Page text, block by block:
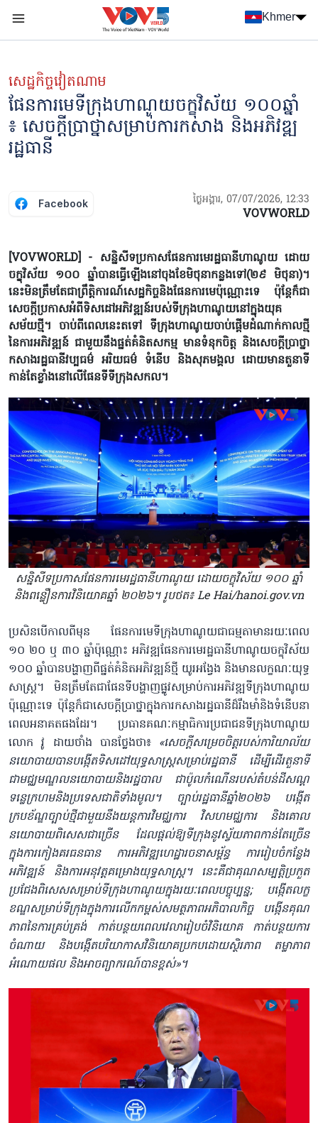
Nhảy đến nội dung
Khmer
សេដ្ឋកិច្ចវៀតណាម
ផែនការមេទីក្រុងហាណូយចក្ខុវិស័យ ១០០​ឆ្នាំ
៖ សេចក្តីប្រាថ្នាសម្រាប់ការកសាង និងអភិវឌ្ឍ
រដ្ឋធានី
Facebook ថ្ងៃអង្គារ, 07/07/2026, 12:33
VOVWORLD
[VOVWORLD] - សន្និសីទប្រកាសផែនការមេរដ្ឋធានីហាណូយ ដោយ​
ចក្ខុវិស័យ ១០០ ឆ្នាំបាន​ធ្វើឡើងនៅចុង​ខែមិថុនាកន្លងទៅ(២៩ មិថុនា)។
នេះមិនត្រឹមតែជាព្រឹត្តិការណ៍សេដ្ឋកិច្ចនិងផែនការមេ​ប៉ុណ្ណោះទេ ប៉ុន្តែក៏ជា
សេចក្តីប្រកាសអំពីទិសដៅអភិវឌ្ឍន៍របស់ទីក្រុងហាណូយនៅក្នុងយុគ
សម័យថ្មី។ ចាប់ពីពេល​នេះតទៅ ទីក្រុងហាណូយចាប់ផ្តើមដំណាក់កាលថ្មី
នៃការអភិវឌ្ឍន៍ ជាមួយនឹងផ្នត់គំនិតសកម្ម មានទំនុកចិត្ត និងសេចក្តី​ប្រាថ្នា
កសាងរដ្ឋធានីវប្បធម៌ អរិយធម៌ ទំនើប និងសុភមង្គល ដោយមាន​តួនាទី
កាន់តែខ្លាំងនៅលើផែនទីទីក្រុងសកល​។
សន្និសីទប្រកាសផែនការមេរដ្ឋធានីហាណូយ ដោយចក្ខុវិស័យ ១០០ ឆ្នាំ
និងពន្លឿនការវិនិយោគ​ឆ្នាំ ២០២៦។ រូបថត៖ Le Hai/hanoi.gov.vn
ប្រសិន​បើ​កាលពីមុន ផែនការមេ​ទីក្រុងហាណូយជាធម្មតាមានរយៈពេល
១០ ២០ ឬ ៣០ ឆ្នាំប៉ុណ្ណោះ អភិវឌ្ឍផែនការមេរដ្ឋធានីហាណូយចក្ខុវិស័យ
១០០ ឆ្នាំបាន​បង្ហាញពីផ្នត់គំនិតអភិវឌ្ឍន៍ថ្មី យូរអង្វែង និងមាន​លក្ខណៈយុទ្ធ
សាស្ត្រ។ មិនត្រឹមតែជាផែនទីបង្ហាញ​ផ្លូវ​សម្រាប់ការអភិវឌ្ឍទីក្រុងហាណូយ
ប៉ុណ្ណោះទេ ប៉ុន្តែក៏ជាសេចក្តីប្រាថ្នាក្នុងការកសាងរដ្ឋធានីដ៏រឹងមាំនិងទំនើបនា
ពេលអនាគតផងដែរ។ ប្រធានគណៈកម្មាធិការប្រជាជនទីក្រុងហាណូយ
លោក វូ ដាយថាំង បានថ្លែងថា៖ «​សេចក្តីសម្រេចចិត្ត​របស់ការិយាល័យ
នយោបាយបានបង្កើតទិសដៅយុទ្ធសាស្ត្រ​សម្រាប់រដ្ឋធានី ដើម្បីដើរតួនាទី
ជាមជ្ឈមណ្ឌលនយោបាយនិងរដ្ឋបាល ជាប៉ូល​កំណើន​របស់តំបន់ដីសណ្ត
ទន្លេក្រហមនិងប្រទេសជាតិ​ទាំងមូល​។ ច្បាប់រដ្ឋធានីឆ្នាំ២០២៦ បង្កើត
ក្របខ័ណ្ឌច្បាប់ថ្មីជាមួយនឹងយន្តការវិមជ្ឈការ វិសហ​មជ្ឈការ និងគោល
នយោបាយពិសេសជាច្រើន ដែលផ្តល់ឱ្យទីក្រុង​នូវស្វ័យភាពកាន់តែច្រើន
ក្នុងការកៀង​គរធនធាន ការអភិវឌ្ឍហេដ្ឋារចនាសម្ព័ន្ធ ការរៀបចំកន្លែង
អភិវឌ្ឍន៍ និងការអនុវត្តគម្រោងយុទ្ធសាស្ត្រ។ នេះគឺជាគុណសម្បត្តិប្រកួត
ប្រជែងពិសេសសម្រាប់ទីក្រុងហាណូយក្នុងរយៈពេលបច្ចុប្បន្ន; បង្កើតលក្ខ
ខណ្ឌសម្រាប់ទីក្រុងក្នុងការលើកកម្ពស់សមត្ថភាពអភិបាលកិច្ច បង្កើនគុណ
ភាព​នៃការគ្រប់​គ្រង់ កាត់បន្ថយពេលវេលារៀបចំវិនិយោគ កាត់បន្ថយការ​
ចំណាយ និងបង្កើតបរិយាកាសវិនិយោគ​ប្រកប​ដោ​យស្ថិរភាព តម្លាភាព
អំណោយផល និងអាចព្យាករណ៍បានខ្ពស់»​។